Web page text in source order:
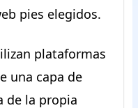
pies elegidos.
plataformas
una capa de
de la propia